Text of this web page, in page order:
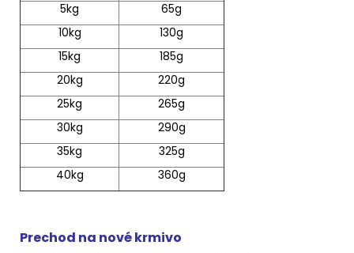
5kg
65g
10kg
130g
15kg
185g
20kg
220g
25kg
265g
30kg
290g
35kg
325g
40kg
360g
Prechod na nové krmivo